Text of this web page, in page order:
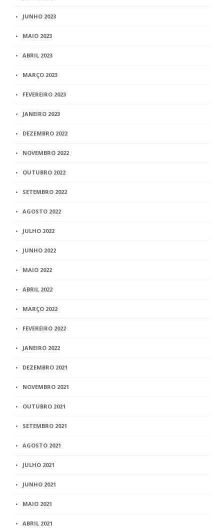
JUNHO 2023
MAIO 2023
ABRIL 2023
MARÇO 2023
FEVEREIRO 2023
JANEIRO 2023
DEZEMBRO 2022
NOVEMBRO 2022
OUTUBRO 2022
SETEMBRO 2022
AGOSTO 2022
JULHO 2022
JUNHO 2022
MAIO 2022
ABRIL 2022
MARÇO 2022
FEVEREIRO 2022
JANEIRO 2022
DEZEMBRO 2021
NOVEMBRO 2021
OUTUBRO 2021
SETEMBRO 2021
AGOSTO 2021
JULHO 2021
JUNHO 2021
MAIO 2021
ABRIL 2021